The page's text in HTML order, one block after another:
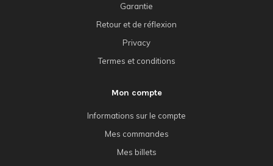
Garantie
Retour et de réflexion
Privacy
Termes et conditions
Mon compte
Informations sur le compte
Mes commandes
Mes billets